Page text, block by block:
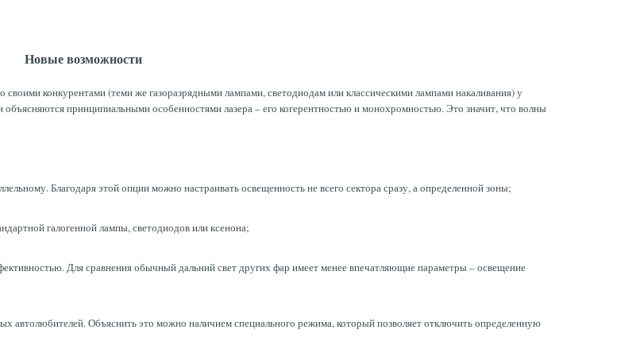
Новые возможности
конкурентами (теми же газоразрядными лампами, светодиодам или классическими лампами накаливания) у
принципиальными особенностями лазера – его когерентностью и монохромностью. Это значит, что волны
Благодаря этой опции можно настраивать освещенность не всего сектора сразу, а определенной зоны;
галогенной лампы, светодиодов или ксенона;
Для сравнения обычный дальний свет других фар имеет менее впечатляющие параметры – освещение
автолюбителей. Объяснить это можно наличием специального режима, который позволяет отключить определенную